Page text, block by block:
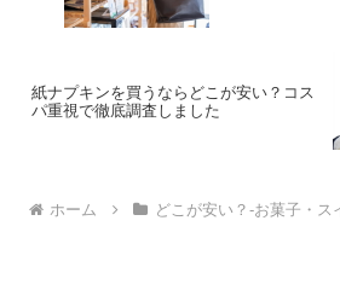
紙ナプキンを買うならどこが安い？コス
パ重視で徹底調査しました
ホーム どこが安い？-お菓子・ス